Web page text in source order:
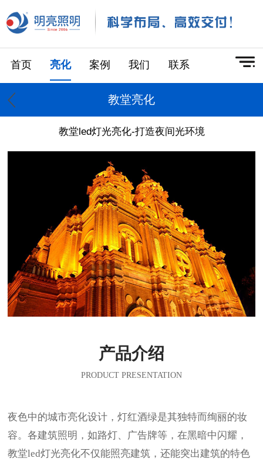
首页 亮化 案例 我们 联系
教堂亮化
教堂led灯光亮化-打造夜间光环境
产品介绍
PRODUCT PRESENTATION
夜色中的城市亮化设计，灯红酒绿是其独特而绚丽的妆
容。各建筑照明，如路灯、广告牌等，在黑暗中闪耀，
教堂led灯光亮化不仅能照亮建筑，还能突出建筑的特色